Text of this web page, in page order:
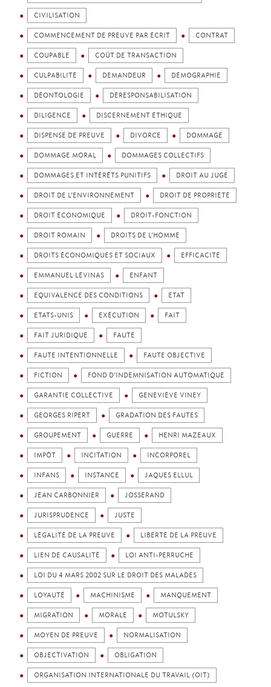
CIVILISATION
COMMENCEMENT DE PREUVE PAR ÉCRIT CONTRAT
COUPABLE COÛT DE TRANSACTION
CULPABILITÉ DEMANDEUR DÉMOGRAPHIE
DÉONTOLOGIE DÉRESPONSABILISATION
DILIGENCE DISCERNEMENT ÉTHIQUE
DISPENSE DE PREUVE DIVORCE DOMMAGE
DOMMAGE MORAL DOMMAGES COLLECTIFS
DOMMAGES ET INTÉRÊTS PUNITIFS DROIT AU JUGE
DROIT DE L’ENVIRONNEMENT DROIT DE PROPRIÉTÉ
DROIT ÉCONOMIQUE DROIT-FONCTION
DROIT ROMAIN DROITS DE L’HOMME
DROITS ÉCONOMIQUES ET SOCIAUX EFFICACITÉ
EMMANUEL LÉVINAS ENFANT
EQUIVALENCE DES CONDITIONS ETAT
ETATS-UNIS EXÉCUTION FAIT
FAIT JURIDIQUE FAUTE
FAUTE INTENTIONNELLE FAUTE OBJECTIVE
FICTION FOND D’INDEMNISATION AUTOMATIQUE
GARANTIE COLLECTIVE GENEVIÈVE VINEY
GEORGES RIPERT GRADATION DES FAUTES
GROUPEMENT GUERRE HENRI MAZEAUX
IMPÔT INCITATION INCORPOREL
INFANS INSTANCE JAQUES ELLUL
JEAN CARBONNIER JOSSERAND
JURISPRUDENCE JUSTE
LÉGALITÉ DE LA PREUVE LIBERTÉ DE LA PREUVE
LIEN DE CAUSALITÉ LOI ANTI-PERRUCHE
LOI DU 4 MARS 2002 SUR LE DROIT DES MALADES
LOYAUTÉ MACHINISME MANQUEMENT
MIGRATION MORALE MOTULSKY
MOYEN DE PREUVE NORMALISATION
OBJECTIVATION OBLIGATION
ORGANISATION INTERNATIONALE DU TRAVAIL (OIT)